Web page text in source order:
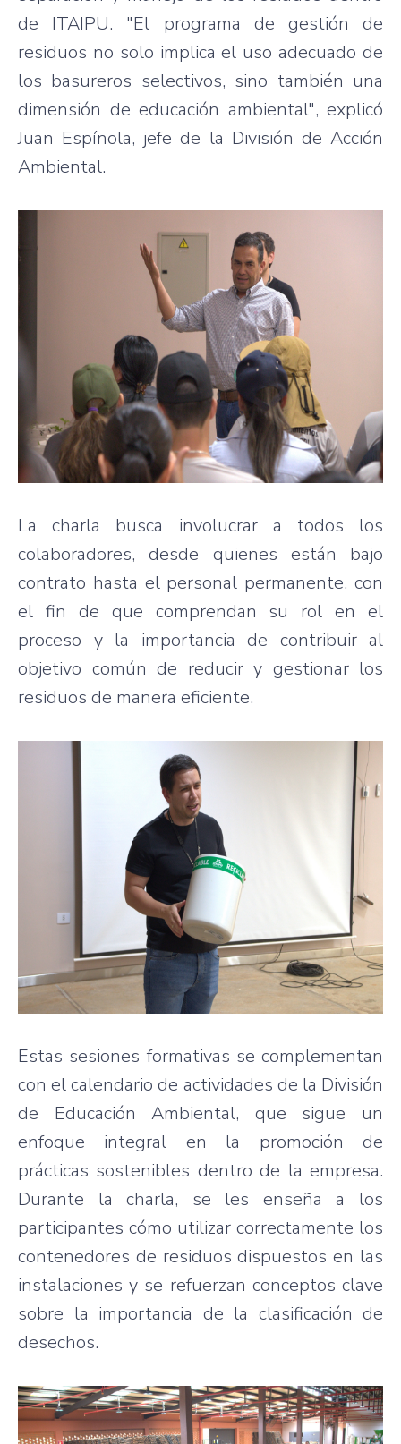
de ITAIPU. "El programa de gestión de
residuos no solo implica el uso adecuado de
los basureros selectivos, sino también una
dimensión de educación ambiental", explicó
Juan Espínola, jefe de la División de Acción
Ambiental.
La charla busca involucrar a todos los
colaboradores, desde quienes están bajo
contrato hasta el personal permanente, con
el fin de que comprendan su rol en el
proceso y la importancia de contribuir al
objetivo común de reducir y gestionar los
residuos de manera eficiente.
Estas sesiones formativas se complementan
con el calendario de actividades de la División
de Educación Ambiental, que sigue un
enfoque integral en la promoción de
prácticas sostenibles dentro de la empresa.
Durante la charla, se les enseña a los
participantes cómo utilizar correctamente los
contenedores de residuos dispuestos en las
instalaciones y se refuerzan conceptos clave
sobre la importancia de la clasificación de
desechos.